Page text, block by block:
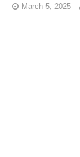
March 5, 2025